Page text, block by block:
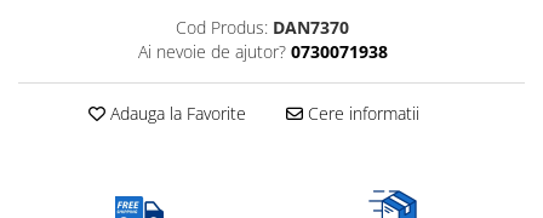
Cod Produs: DAN7370
Ai nevoie de ajutor? 0730071938
Adauga la Favorite Cere informatii